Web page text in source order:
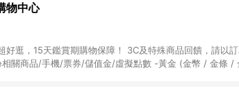
物中心
，15天鑑賞期購物保障！ 3C及特殊商品回饋，請以訂單成立通知為準 1.
關商品/手機/票券/儲值金/虛擬點數 -黃金 (金幣 / 金條 /
- 購物中心商店之商品：商品賣場中有標示「商店」及顯